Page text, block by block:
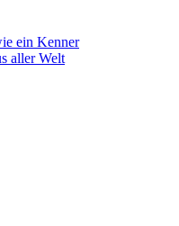
ein Kenner
aller Welt